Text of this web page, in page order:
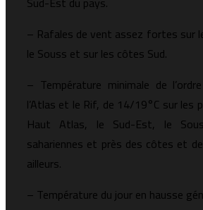
– Rafales de vent assez fortes sur
le Souss et sur les côtes Sud.
– Température minimale de
l’Atlas et le Rif, de 14/19°C sur les
Haut Atlas, le Sud-Est, le
sahariennes et près des côtes et
ailleurs.
– Température du jour en hausse